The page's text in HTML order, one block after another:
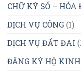
CHỮ KÝ SỐ –
DỊCH VỤ CÔNG (1)
DỊCH VỤ ĐẤT ĐAI
ĐĂNG KÝ HỘ